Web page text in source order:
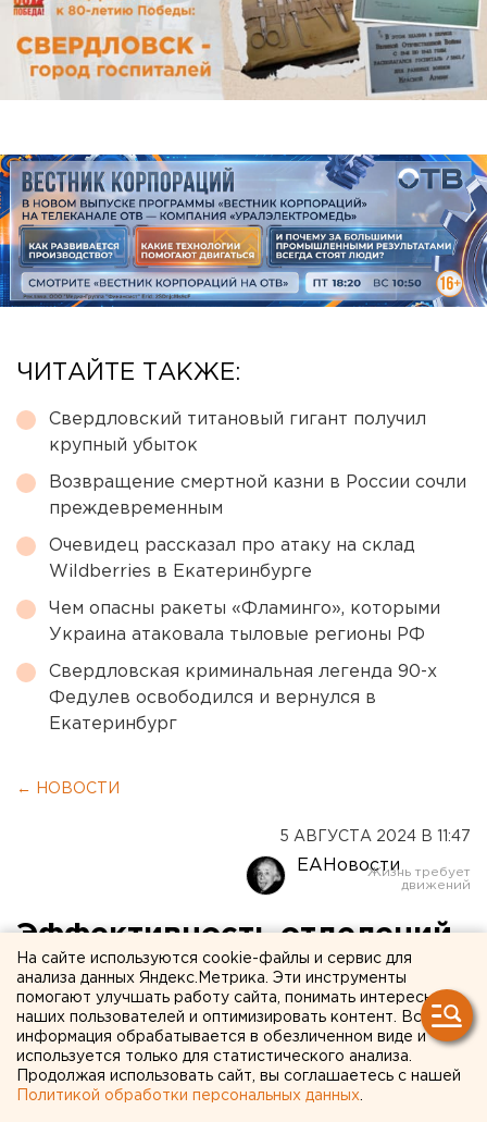
ЧИТАЙТЕ ТАКЖЕ:
Свердловский титановый гигант получил
крупный убыток
Возвращение смертной казни в России сочли
преждевременным
Очевидец рассказал про атаку на склад
Wildberries в Екатеринбурге
Чем опасны ракеты «Фламинго», которыми
Украина атаковала тыловые регионы РФ
Свердловская криминальная легенда 90-х
Федулев освободился и вернулся в
Екатеринбург
← НОВОСТИ
5 АВГУСТА 2024 В 11:47
ЕАНовости
Эффективность отделений
«Единой России» оценят по
поддержке участников СВО
на выборах
На сайте используются cookie-файлы и сервис для
анализа данных Яндекс.Метрика. Эти инструменты
помогают улучшать работу сайта, понимать интересы
наших пользователей и оптимизировать контент. Вся
информация обрабатывается в обезличенном виде и
используется только для статистического анализа.
Продолжая использовать сайт, вы соглашаетесь с нашей
Политикой обработки персональных данных